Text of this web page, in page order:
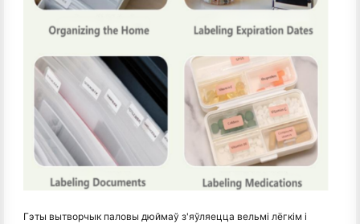
Гэты вытворчык паловы дюймаў з'яўляецца вельмі лёгкім і